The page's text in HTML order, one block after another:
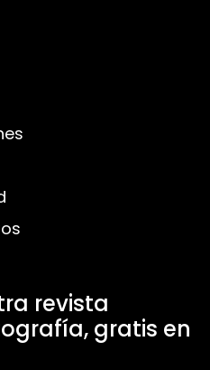
revista
gratis en